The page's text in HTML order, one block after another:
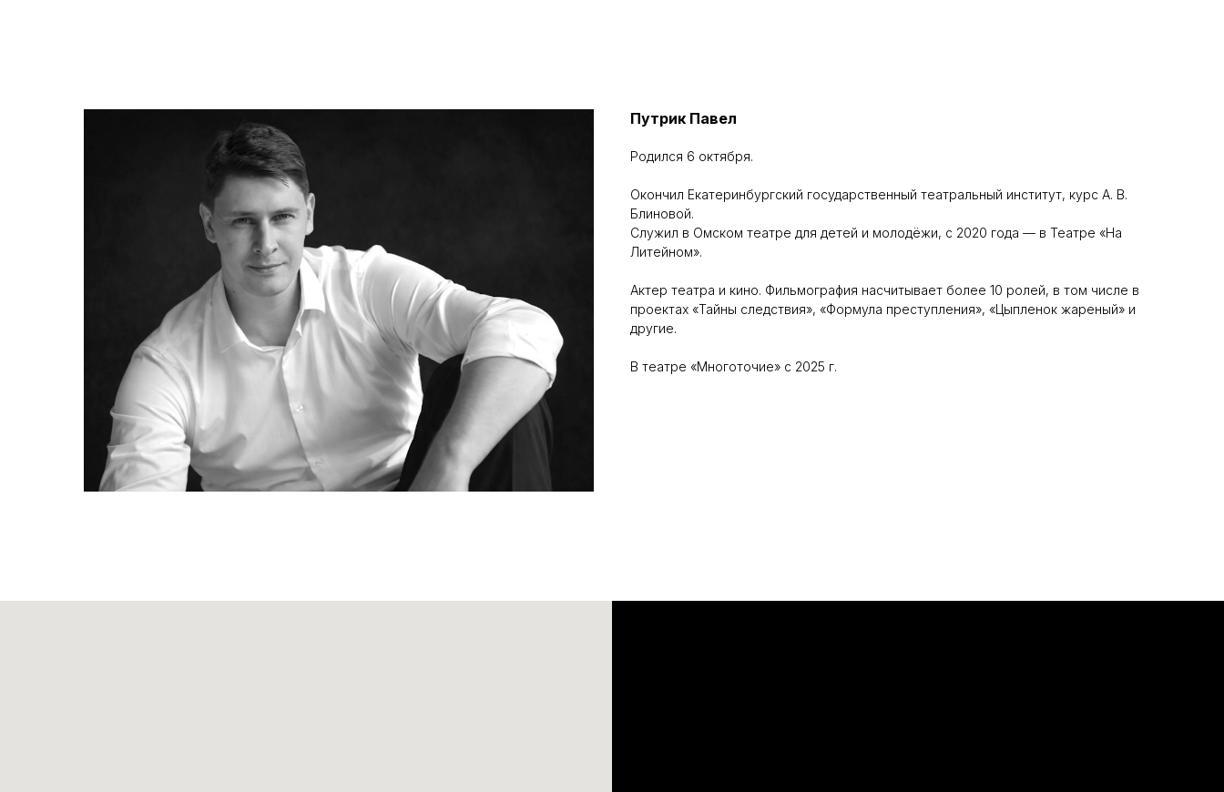
Путрик Павел
Родился 6 октября.
Окончил Екатеринбургский государственный театральный институт, курс А. В.
Блиновой.
Служил в Омском театре для детей и молодёжи, с 2020 года — в Театре «На
Литейном».
Актер театра и кино. Фильмография насчитывает более 10 ролей, в том числе в
проектах «Тайны следствия», «Формула преступления», «Цыпленок жареный» и
другие.
В театре «Многоточие» с 2025 г.